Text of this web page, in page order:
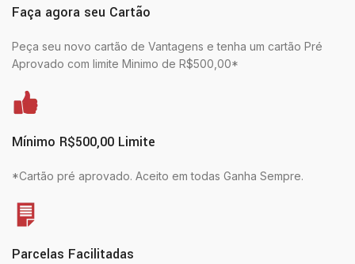
Faça agora seu Cartão
Peça seu novo cartão de Vantagens e tenha um cartão Pré
Aprovado com limite Minimo de R$500,00*
Mínimo R$500,00 Limite
*Cartão pré aprovado. Aceito em todas Ganha Sempre.
Parcelas Facilitadas